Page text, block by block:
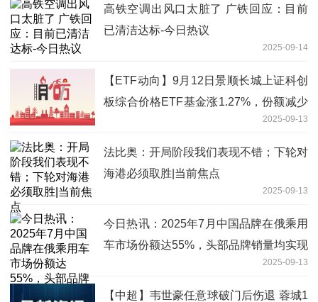
高铁空调出风口太脏了 广铁回应：目前
已清洁达标-今日热议
2025-09-14
【ETF动向】9月12日景顺长城上证科创
板综合价格ETF基金涨1.27%，份额减少
2025-09-13
法比奥：开局阶段我们表现不错；下轮对
海港必须取胜|当前焦点
2025-09-13
今日热讯：2025年7月中国品牌在俄乘用
车市场份额达55%，头部品牌销量均实现
2025-09-13
【中超】韦世豪任意球破门后伤退 蓉城1